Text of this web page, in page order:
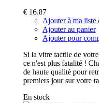
€ 16.87
Ajouter à ma liste
Ajouter au panier
Ajouter pour
Si la vitre tactile de
ce n'est plus fatalité !
de haute qualité pour
premiers jour sur votre
En stock